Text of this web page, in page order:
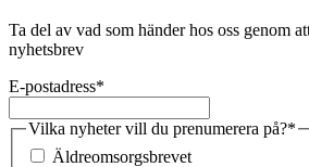
Ta del av vad som händer hos oss genom
nyhetsbrev
E-postadress*
Vilka nyheter vill du prenumerera på?*
Äldreomsorgsbrevet